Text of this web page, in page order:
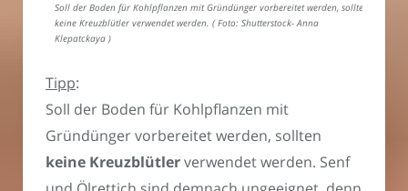
Soll der Boden für Kohlpflanzen mit Gründünger vorbereitet werden, sollten
keine Kreuzblütler verwendet werden. ( Foto: Shutterstock- Anna
Klepatckaya )
Tipp:
Soll der Boden für Kohlpflanzen mit
Gründünger vorbereitet werden, sollten
keine Kreuzblütlerverwendet werden. Senf